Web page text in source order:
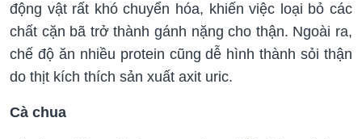
động vật rất khó chuyển hóa, khiến việc loại bỏ các
chất cặn bã trở thành gánh nặng cho thận. Ngoài ra,
chế độ ăn nhiều protein cũng dễ hình thành sỏi thận
do thịt kích thích sản xuất axit uric.
Cà chua